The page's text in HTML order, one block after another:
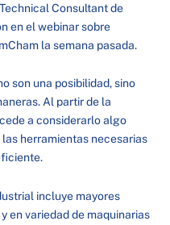
Consultant de
en el webinar sobre
la semana pasada.
son una posibilidad, sino
Al partir de la
a considerarlo algo
herramientas necesarias
incluye mayores
en variedad de maquinarias